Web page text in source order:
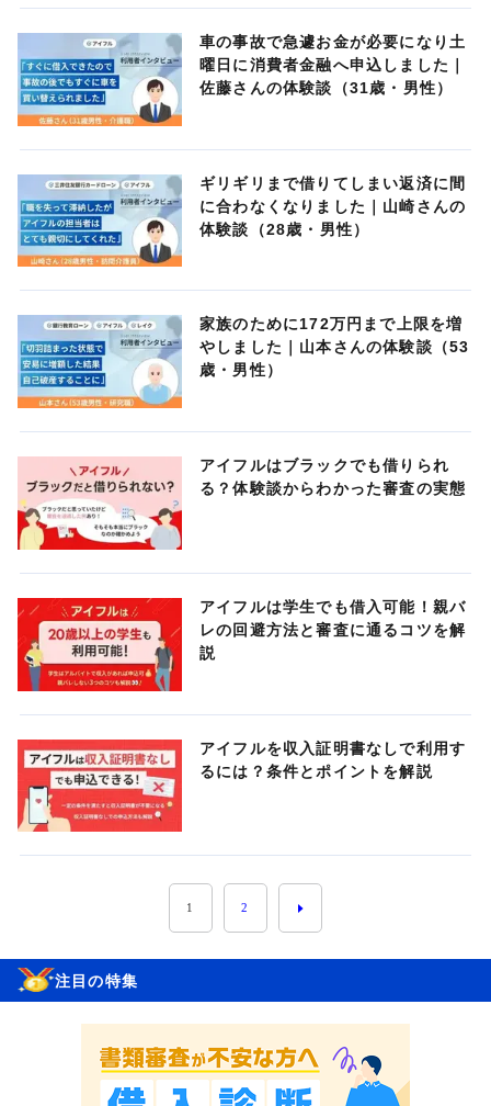
車の事故で急遽お金が必要になり土
曜日に消費者金融へ申込しました｜
佐藤さんの体験談（31歳・男性）
ギリギリまで借りてしまい返済に間
に合わなくなりました｜山崎さんの
体験談（28歳・男性）
家族のために172万円まで上限を増
やしました｜山本さんの体験談（53
歳・男性）
アイフルはブラックでも借りられ
る？体験談からわかった審査の実態
アイフルは学生でも借入可能！親バ
レの回避方法と審査に通るコツを解
説
アイフルを収入証明書なしで利用す
るには？条件とポイントを解説
1 2
注目の特集